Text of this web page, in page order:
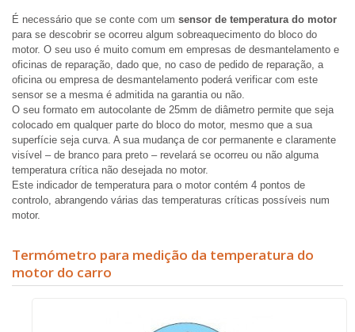
É necessário que se conte com um sensor de temperatura do motor
para se descobrir se ocorreu algum sobreaquecimento do bloco do
motor. O seu uso é muito comum em empresas de desmantelamento e
oficinas de reparação, dado que, no caso de pedido de reparação, a
oficina ou empresa de desmantelamento poderá verificar com este
sensor se a mesma é admitida na garantia ou não.
O seu formato em autocolante de 25mm de diâmetro permite que seja
colocado em qualquer parte do bloco do motor, mesmo que a sua
superfície seja curva. A sua mudança de cor permanente e claramente
visível – de branco para preto – revelará se ocorreu ou não alguma
temperatura crítica não desejada no motor.
Este indicador de temperatura para o motor contém 4 pontos de
controlo, abrangendo várias das temperaturas críticas possíveis num
motor.
Termómetro para medição da temperatura do
motor do carro